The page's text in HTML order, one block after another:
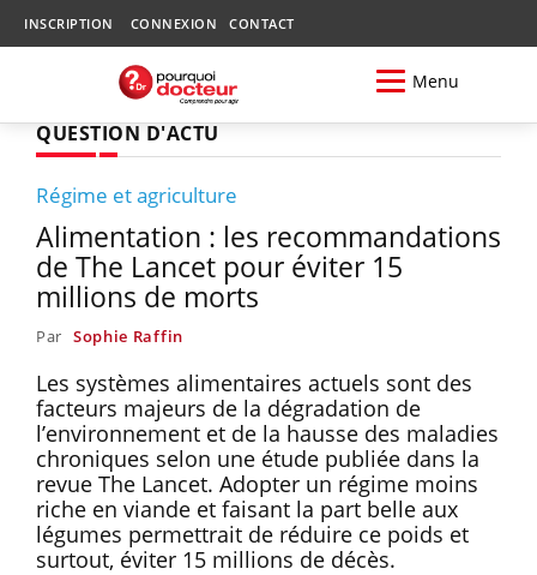
INSCRIPTION CONNEXION CONTACT
Menu
QUESTION D'ACTU
Régime et agriculture
Alimentation : les recommandations
de The Lancet pour éviter 15
millions de morts
Par Sophie Raffin
Les systèmes alimentaires actuels sont des
facteurs majeurs de la dégradation de
l’environnement et de la hausse des maladies
chroniques selon une étude publiée dans la
revue The Lancet. Adopter un régime moins
riche en viande et faisant la part belle aux
légumes permettrait de réduire ce poids et
surtout, éviter 15 millions de décès.